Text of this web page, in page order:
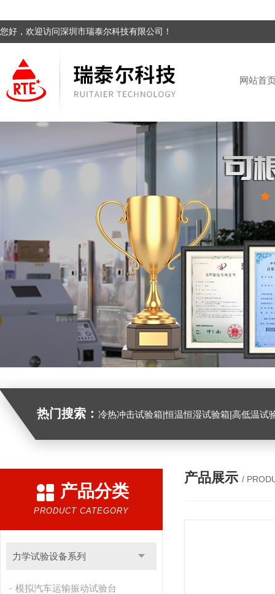
您好，欢迎访问深圳市瑞泰尔科技有限公司！
网站首
热门搜索： 冷热冲击试验箱|恒温恒湿试验箱|高低温试验箱|高低温交变试验箱|盐雾机|紫外线试验机|淋雨试验箱|臭氧试验箱|振动试
产品分类
PRODUCT CATEGORY
力学试验设备系列
模拟汽车运输振动试验台
产品展示 /